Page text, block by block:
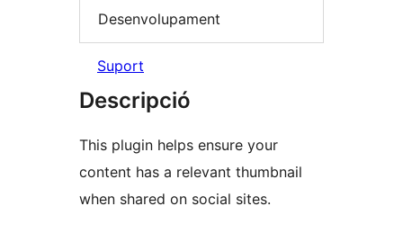
Desenvolupament
Suport
Descripció
This plugin helps ensure your
content has a relevant thumbnail
when shared on social sites.